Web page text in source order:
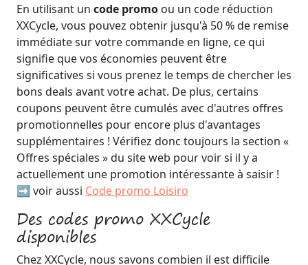
En utilisant un code promo ou un code réduction
XXCycle, vous pouvez obtenir jusqu'à 50 % de remise
immédiate sur votre commande en ligne, ce qui
signifie que vos économies peuvent être
significatives si vous prenez le temps de chercher les
bons deals avant votre achat. De plus, certains
coupons peuvent être cumulés avec d'autres offres
promotionnelles pour encore plus d'avantages
supplémentaires ! Vérifiez donc toujours la section «
Offres spéciales » du site web pour voir si il y a
actuellement une promotion intéressante à saisir !
➡️ voir aussi Code promo Loisiro
Des codes promo XXCycle
disponibles
Chez XXCycle, nous savons combien il est difficile